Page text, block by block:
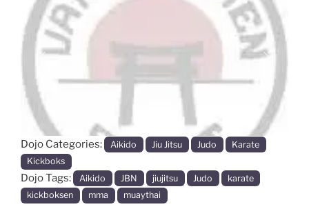
Dojo Categories: Aikido Jiu Jitsu Judo
Karate
Kickboks
Dojo Tags: Aikido JBN jiujitsu Judo
karate
kickboksen
mma muaythai